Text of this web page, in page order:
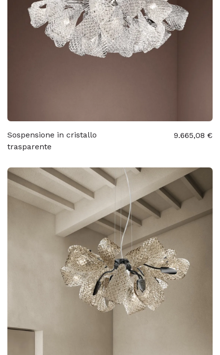
Sospensione in cristallo
trasparente
9.665,08 €